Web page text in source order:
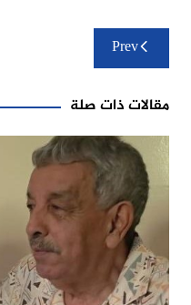
تصفّح
المقالاتPrev
مقالات ذات صلة